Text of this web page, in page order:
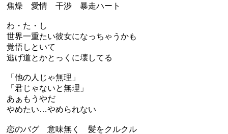
焦燥 愛情 干渉 暴走ハート
わ・た・し
世界一重たい彼女になっちゃうかも
覚悟しといて
逃げ道とかとっくに壊してる
「他の人じゃ無理」
「君じゃないと無理」
あぁもうやだ
やめたい…やめられない
恋のバグ 意味無く 髪をクルクル